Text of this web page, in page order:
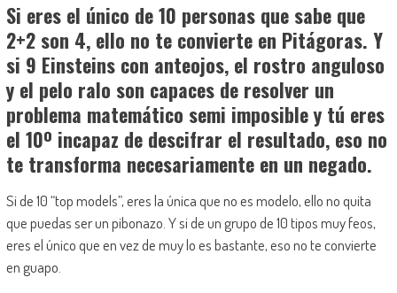
Si eres el único de 10 personas que sabe que
2+2 son 4, ello no te convierte en Pitágoras. Y
si 9 Einsteins con anteojos, el rostro anguloso
y el pelo ralo son capaces de resolver un
problema matemático semi imposible y tú eres
el 10º incapaz de descifrar el resultado, eso no
te transforma necesariamente en un negado.
Si de 10 “top models”, eres la única que no es modelo, ello no quita
que puedas ser un pibonazo. Y si de un grupo de 10 tipos muy feos,
eres el único que en vez de muy lo es bastante, eso no te convierte
en guapo.